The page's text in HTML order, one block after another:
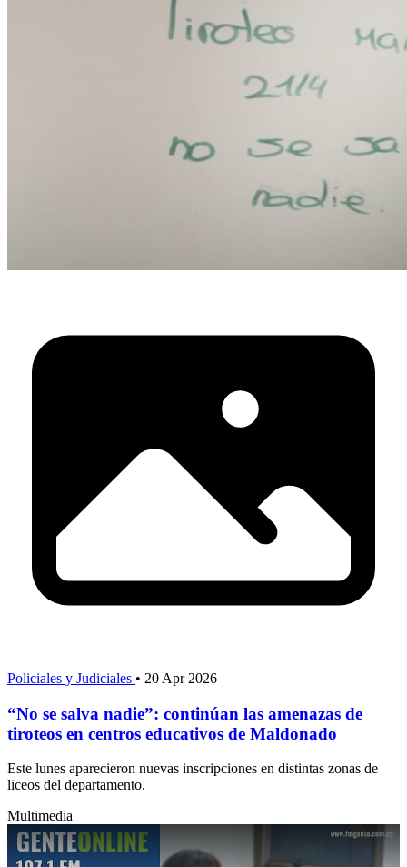
Policiales y Judiciales • 20 Apr 2026
“No se salva nadie”: continúan las amenazas de
tiroteos en centros educativos de Maldonado
Este lunes aparecieron nuevas inscripciones en distintas zonas de
liceos del departamento.
Multimedia